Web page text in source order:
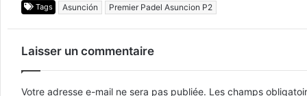
Tags Asunción Premier Padel Asuncion P2
Laisser un commentaire
Votre adresse e-mail ne sera pas publiée. Les champs